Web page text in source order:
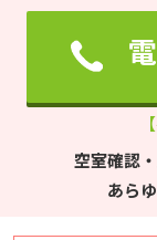
空室確認
あら